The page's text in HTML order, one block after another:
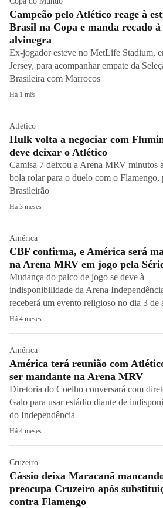
Campeão pelo Atlético reage à
Brasil na Copa e manda recado
alvinegra
Ex-jogador esteve no MetLife Stadium,
Jersey, para acompanhar empate da
Brasileira com Marrocos
Há 1 mês
Atlético
Hulk volta a negociar com
deve deixar o Atlético
Camisa 7 deixou a Arena MRV minutos
bola rolar para o duelo com o Flamengo,
Brasileirão
Há 3 meses
América
CBF confirma, e América será
na Arena MRV em jogo pela
Mudança do palco de jogo se deve à
indisponibilidade da Arena
receberá um evento religioso no dia 3 de
Há 4 meses
América
América terá reunião com
ser mandante na Arena MRV
Diretoria do Coelho conversará com
Galo para usar estádio diante de
do Independência
Há 4 meses
Cruzeiro
Cássio deixa Maracanã
preocupa Cruzeiro após
contra Flamengo